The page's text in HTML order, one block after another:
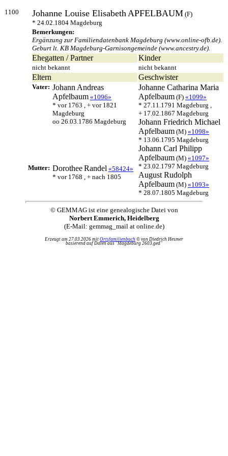
1100 Johanne Louise ElisabethAPFELBAUM (F)
* 24.02.1804 Magdeburg
Bemerkungen:
Ergänzung zur Familiendatenbank Magdeburg (www.online-ofb.de).
Geburt lt. KB Magdeburg-Garnisongemeinde (www.ancestry.de).
Ehegatten / Partner Kinder
nicht bekannt nicht bekannt
Eltern Geschwister
Vater: Johann Andreas
Apfelbaum «1096»
* vor 1763 , + vor 1821
Magdeburg
oo 26.03.1786 Magdeburg
Johanne Catharina Maria
Apfelbaum (F) «1099»
* 27.11.1791 Magdeburg ,
+ 17.02.1867 Magdeburg
Johann Friedrich Michael
Apfelbaum (M) «1098»
* 13.06.1795 Magdeburg
Johann Carl Philipp
Apfelbaum (M) «1097»
* 23.02.1797 Magdeburg
August Rudolph
Apfelbaum (M) «1093»
* 28.07.1805 Magdeburg
Mutter: DorotheeRandel «58424»
* vor 1768 , + nach 1805
© GEMMAG ist eine genealogische Datei von
Norbert Emmerich, Heidelberg
(E-Mail: gemmag_mail at online.de)
Erzeugt am 27.03.2026 mit Ortsfamilienbuch © von Diedrich Hesmer
basierend auf Daten aus "Magdeburg 2603.ged"